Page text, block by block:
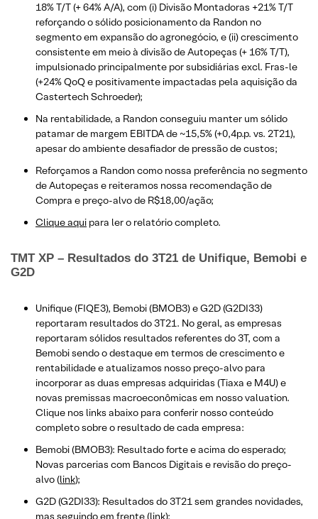
18% T/T (+ 64% A/A), com (i) Divisão Montadoras +21% T/T
reforçando o sólido posicionamento da Randon no
segmento em expansão do agronegócio, e (ii) crescimento
consistente em meio à divisão de Autopeças (+ 16% T/T),
impulsionado principalmente por subsidiárias excl. Fras-le
(+24% QoQ e positivamente impactadas pela aquisição da
Castertech Schroeder);
Na rentabilidade, a Randon conseguiu manter um sólido
patamar de margem EBITDA de ~15,5% (+0,4p.p. vs. 2T21),
apesar do ambiente desafiador de pressão de custos;
Reforçamos a Randon como nossa preferência no segmento
de Autopeças e reiteramos nossa recomendação de
Compra e preço-alvo de R$18,00/ação;
Clique aqui para ler o relatório completo.
TMT XP – Resultados do 3T21 de Unifique, Bemobi e
G2D
Unifique (FIQE3), Bemobi (BMOB3) e G2D (G2DI33)
reportaram resultados do 3T21. No geral, as empresas
reportaram sólidos resultados referentes do 3T, com a
Bemobi sendo o destaque em termos de crescimento e
rentabilidade e atualizamos nosso preço-alvo para
incorporar as duas empresas adquiridas (Tiaxa e M4U) e
novas premissas macroeconômicas em nosso valuation.
Clique nos links abaixo para conferir nosso conteúdo
completo sobre o resultado de cada empresa:
Bemobi (BMOB3): Resultado forte e acima do esperado;
Novas parcerias com Bancos Digitais e revisão do preço-
alvo (link);
G2D (G2DI33): Resultados do 3T21 sem grandes novidades,
mas seguindo em frente (link);